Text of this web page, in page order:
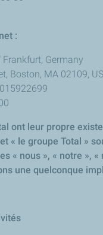
:
Germany
Boston, MA 02109,
ont leur propre
« le groupe Total »
« nous », « notre »,
une quelconque